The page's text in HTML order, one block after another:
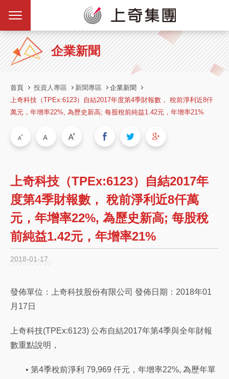
企業新聞
首頁 投資人專區 新聞專區
企業新聞
上奇科技（TPEx:6123）自結2017年度第4季財報數， 稅前淨利近8仟
萬元，年增率22%, 為歷史新高; 每股稅前純益1.42元，年增率21%
上奇科技（TPEx:6123）自結2017年
度第4季財報數， 稅前淨利近8仟萬
元，年增率22%, 為歷史新高; 每股稅
前純益1.42元，年增率21%
2018-01-17
發佈單位：上奇科技股份有限公司 發佈日期：2018年01
月17日
上奇科技(TPEx:6123) 公布自結2017年第4季與全年財報
數重點說明，
• 第4季稅前淨利 79,969 仟元，年增率22%, 為歷年單